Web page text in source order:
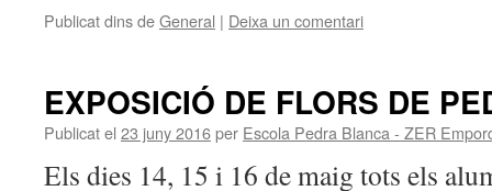
Publicat dins deGeneral | Deixa un comentari
EXPOSICIÓ DE FLORS DE
Publicat el 23 juny 2016per Escola Pedra Blanca - ZER
Els dies 14, 15 i 16 de maig tots els